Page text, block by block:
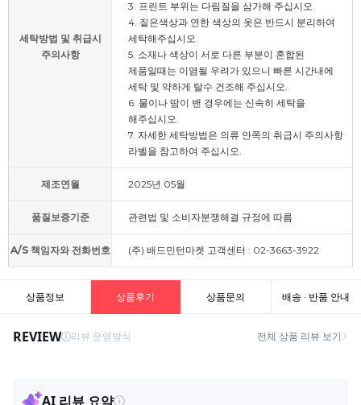
세탁방법 및 취급시
주의사항
3. 프린트 부위는 다림질을 삼가해 주십시오.
4. 짙은색상과 연한 색상의 옷은 반드시 분리하여
세탁해주십시오.
5. 소재나 색상이 서로 다른 부분이 혼합된
제품일때는 이염될 우려가 있으니 빠른 시간내에
세탁 및 약하게 탈수 건조해 주십시오.
6. 물이나 땀이 밴 경우에는 신속히 세탁을
해주십시오.
7. 자세한 세탁방법은 의류 안쪽의 취급시 주의사항
라벨을 참고하여 주십시오.
제조연월 2025년 05월
품질보증기준 관련법 및 소비자분쟁해결 규정에 따름
A/S 책임자와 전화번호 (주) 배드민턴마켓 고객센터 : 02-3663-3922
상품정보 상품후기 상품문의 배송 · 반품 안내